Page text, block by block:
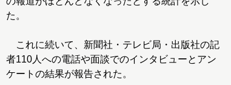
た。
これに続いて、新聞社・テレビ局・出版社の記
者110人への電話や面談でのインタビューとアン
ケートの結果が報告された。